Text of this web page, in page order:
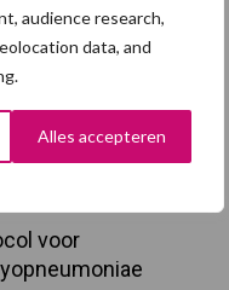
audience research,
data, and
Alles accepteren
Partner nieuws
is in Polen
voor